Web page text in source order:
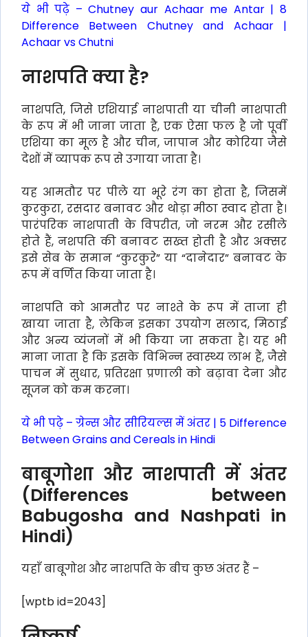
ये भी पढ़े –Chutney aur Achaar me Antar | 8
Difference Between Chutney and Achaar |
Achaar vs Chutni
नाशपति क्या है?
नाशपति, जिसे एशियाई नाशपाती या चीनी नाशपाती
के रूप में भी जाना जाता है, एक ऐसा फल है जो पूर्वी
एशिया का मूल है और चीन, जापान और कोरिया जैसे
देशों में व्यापक रूप से उगाया जाता है।
यह आमतौर पर पीले या भूरे रंग का होता है, जिसमें
कुरकुरा, रसदार बनावट और थोड़ा मीठा स्वाद होता है।
पारंपरिक नाशपाती के विपरीत, जो नरम और रसीले
होते हैं, नशपति की बनावट सख्त होती है और अक्सर
इसे सेब के समान “कुरकुरे” या “दानेदार” बनावट के
रूप में वर्णित किया जाता है।
नाशपति को आमतौर पर नाश्ते के रूप में ताजा ही
खाया जाता है, लेकिन इसका उपयोग सलाद, मिठाई
और अन्य व्यंजनों में भी किया जा सकता है। यह भी
माना जाता है कि इसके विभिन्न स्वास्थ्य लाभ हैं, जैसे
पाचन में सुधार, प्रतिरक्षा प्रणाली को बढ़ावा देना और
सूजन को कम करना।
ये भी पढ़े –ग्रेन्स और सीरियल्स में अंतर | 5 Difference
Between Grains and Cereals in Hindi
बाबूगोशा और नाशपाती में अंतर
(Differences between
Babugosha and Nashpati in
Hindi)
यहाँ बाबूगोश और नाशपति के बीच कुछ अंतर हैं –
[wptb id=2043]